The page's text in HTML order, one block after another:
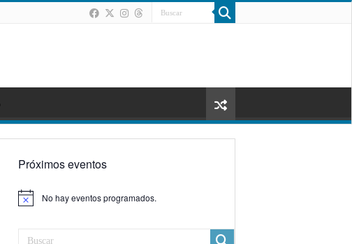
Próximos eventos
Aviso No hay eventos programados.